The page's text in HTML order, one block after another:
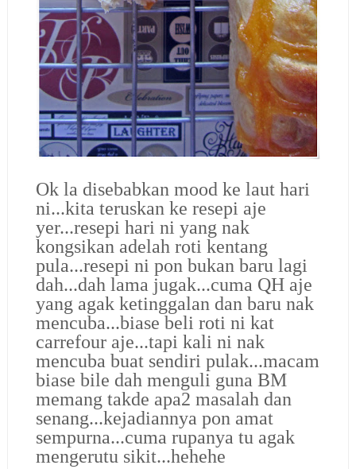
Ok la disebabkan mood ke laut hari
ni...kita teruskan ke resepi aje
yer...resepi hari ni yang nak
kongsikan adelah roti kentang
pula...resepi ni pon bukan baru lagi
dah...dah lama jugak...cuma QH aje
yang agak ketinggalan dan baru nak
mencuba...biase beli roti ni kat
carrefour aje...tapi kali ni nak
mencuba buat sendiri pulak...macam
biase bile dah menguli guna BM
memang takde apa2 masalah dan
senang...kejadiannya pon amat
sempurna...cuma rupanya tu agak
mengerutu sikit...hehehe